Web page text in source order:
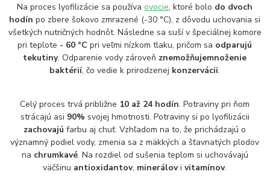
Na proces lyofilizácie sa používaovocie, ktoré bolo do dvoch
hodín po zbere šokovo zmrazené (-30 °C), z dôvodu uchovania si
všetkých nutričných hodnôt. Následne sa suší v špeciálnej komore
pri teplote - 60 °C pri veľmi nízkom tlaku, pričom sa odparujú
tekutiny. Odparenie vody zároveň znemožňujemnoženie
baktérií, čo vedie k prirodzenej konzervácii.
Celý proces trvá približne 10 až 24 hodín. Potraviny pri ňom
strácajú asi 90% svojej hmotnosti. Potraviny si po lyofilizácii
zachovajú farbu aj chuť. Vzhľadom na to, že prichádzajú o
významný podiel vody, zmenia sa z mäkkých a šťavnatých plodov
na chrumkavé. Na rozdiel od sušenia teplom si uchovávajú
väčšinu antioxidantov, minerálovivitamínov.